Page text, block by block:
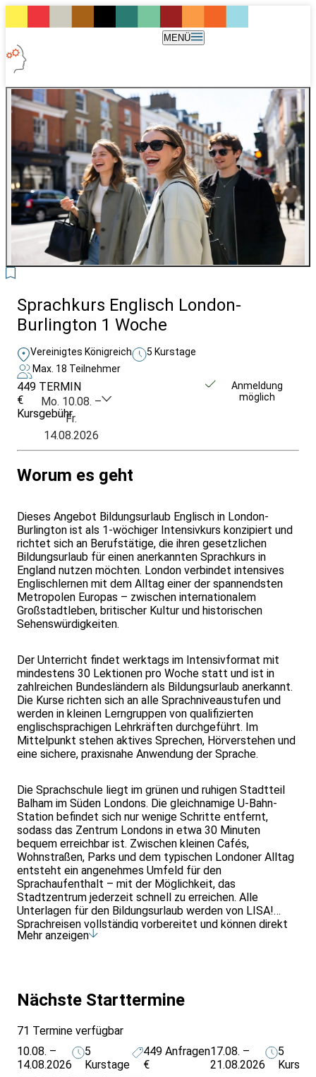
MENÜ
Sprachkurs Englisch London-
Burlington 1 Woche
Vereinigtes Königreich
5 Kurstage
Max. 18 Teilnehmer
449
€
Kursgebühr
TERMIN
Mo. 10.08. –
Fr.
14.08.2026
Anmeldung
möglich
Worum es geht
Dieses Angebot Bildungsurlaub Englisch in London-
Burlington ist als 1-wöchiger Intensivkurs konzipiert und
richtet sich an Berufstätige, die ihren gesetzlichen
Bildungsurlaub für einen anerkannten Sprachkurs in
England nutzen möchten. London verbindet intensives
Englischlernen mit dem Alltag einer der spannendsten
Metropolen Europas – zwischen internationalem
Großstadtleben, britischer Kultur und historischen
Sehenswürdigkeiten.
Der Unterricht findet werktags im Intensivformat mit
mindestens 30 Lektionen pro Woche statt und ist in
zahlreichen Bundesländern als Bildungsurlaub anerkannt.
Die Kurse richten sich an alle Sprachniveaustufen und
werden in kleinen Lerngruppen von qualifizierten
englischsprachigen Lehrkräften durchgeführt. Im
Mittelpunkt stehen aktives Sprechen, Hörverstehen und
eine sichere, praxisnahe Anwendung der Sprache.
Die Sprachschule liegt im grünen und ruhigen Stadtteil
Balham im Süden Londons. Die gleichnamige U-Bahn-
Station befindet sich nur wenige Schritte entfernt,
sodass das Zentrum Londons in etwa 30 Minuten
bequem erreichbar ist. Zwischen kleinen Cafés,
Wohnstraßen, Parks und dem typischen Londoner Alltag
entsteht ein angenehmes Umfeld für den
Sprachaufenthalt – mit der Möglichkeit, das
Stadtzentrum jederzeit schnell zu erreichen. Alle
Unterlagen für den Bildungsurlaub werden von LISA!
Sprachreisen vollständig vorbereitet und können direkt
beim Arbeitgeber eingereicht werden. LISA!
Mehr anzeigen
Nächste Starttermine
71 Termine verfügbar
10.08. –
14.08.2026
5
Kurstage
449
€
Anfragen17.08. –
21.08.2026
5